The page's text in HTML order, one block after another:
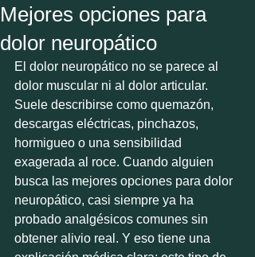
Mejores opciones para
dolor neuropático
El dolor neuropático no se parece al
dolor muscular ni al dolor articular.
Suele describirse como quemazón,
descargas eléctricas, pinchazos,
hormigueo o una sensibilidad
exagerada al roce. Cuando alguien
busca las mejores opciones para dolor
neuropático, casi siempre ya ha
probado analgésicos comunes sin
obtener alivio real. Y eso tiene una